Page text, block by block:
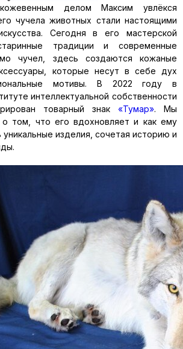
делом Максим увлёкся
чучела животных стали настоящими
Сегодня в его мастерской
традиции и современные
чучел, здесь создаются кожаные
которые несут в себе дух
мотивы. В 2022 году в
интеллектуальной собственности
товарный знак «Тумар». Мы
том, что его вдохновляет и как ему
уникальные изделия, сочетая историю и